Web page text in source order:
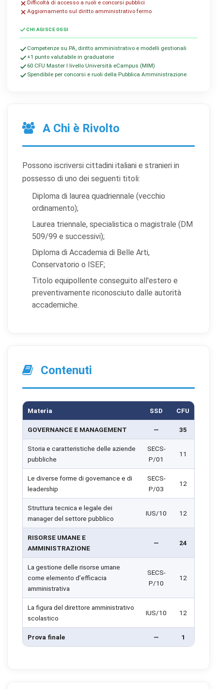
Difficoltà di accesso a ruoli e concorsi pubblici
Aggiornamento sul diritto amministrativo fermo
CHI AGISCE OGGI
Competenze su PA, diritto amministrativo e modelli gestionali
+1 punto valutabile in graduatorie
60 CFU Master I livello Università eCampus (MIM)
Spendibile per concorsi e ruoli della Pubblica Amministrazione
A Chi è Rivolto
Possono iscriversi cittadini italiani e stranieri in
possesso di uno dei seguenti titoli:
Diploma di laurea quadriennale (vecchio
ordinamento);
Laurea triennale, specialistica o magistrale (DM
509/99 e successivi);
Diploma di Accademia di Belle Arti,
Conservatorio o ISEF;
Titolo equipollente conseguito all'estero e
preventivamente riconosciuto dalle autorità
accademiche.
Contenuti
Materia SSD CFU
GOVERNANCE E MANAGEMENT — 35
Storia e caratteristiche delle aziende
pubbliche
SECS-
P/01
11
Le diverse forme di governance e di
leadership
SECS-
P/03
12
Struttura tecnica e legale dei
manager del settore pubblico
IUS/10 12
RISORSE UMANE E
AMMINISTRAZIONE
— 24
La gestione delle risorse umane
come elemento d’efficacia
amministrativa
SECS-
P/10
12
La figura del direttore amministrativo
scolastico
IUS/10 12
Prova finale — 1